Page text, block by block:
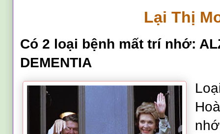
Lại Thị
Có 2 loại bệnh mất trí nhớ:
DEMENTIA